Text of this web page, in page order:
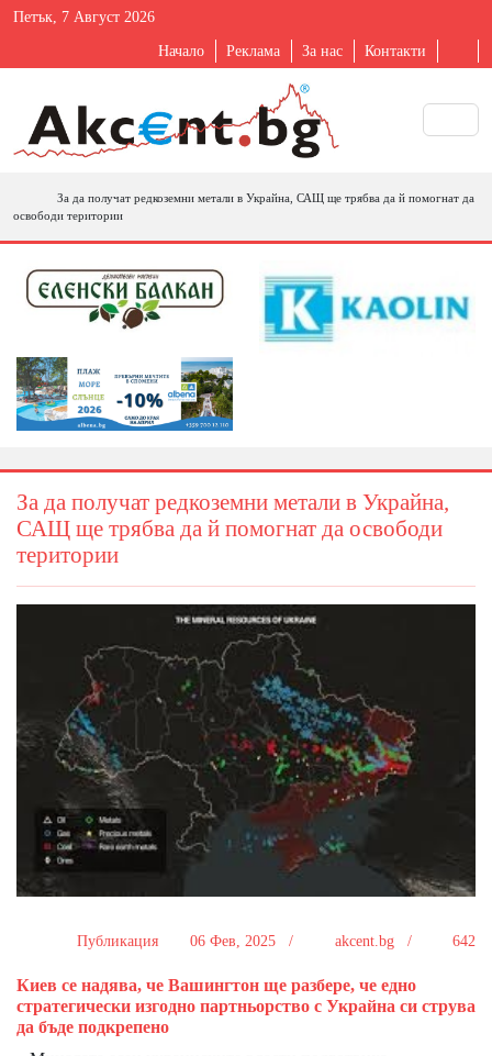
Петък, 7 Август 2026
Начало Реклама За нас Контакти
За да получат редкоземни метали в Украйна, САЩ ще трябва да й помогнат да
освободи територии
За да получат редкоземни метали в Украйна,
САЩ ще трябва да й помогнат да освободи
територии
Публикация 06 Фев, 2025 / akcent.bg / 642
Киев се надява, че Вашингтон ще разбере, че едно
стратегически изгодно партньорство с Украйна си струва
да бъде подкрепено